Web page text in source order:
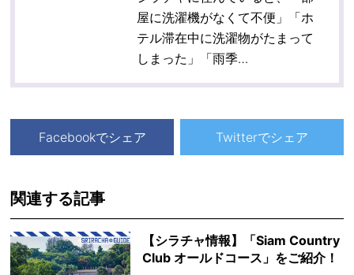
屋に洗濯機がなくて不便」「ホ
テル滞在中に洗濯物がたまって
しまった」「雨季…
Facebookでシェア Twitterでシェア
関連する記事
【シラチャ情報】「Siam Country
Club オールドコース」をご紹介！